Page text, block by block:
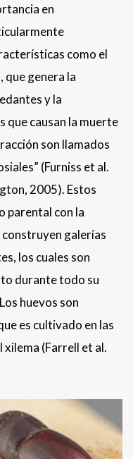
en
como el
que genera la
y la
que causan la muerte
son llamados
(Furniss et al.
2005). Estos
parental con la
galerías
los cuales son
durante todo su
huevos son
es cultivado en las
(Farrell et al.